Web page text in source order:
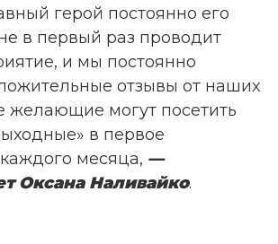
герой постоянно его
в первый раз проводит
и мы постоянно
отзывы от наших
желающие могут посетить
в первое
месяца, —
Оксана Наливайко.